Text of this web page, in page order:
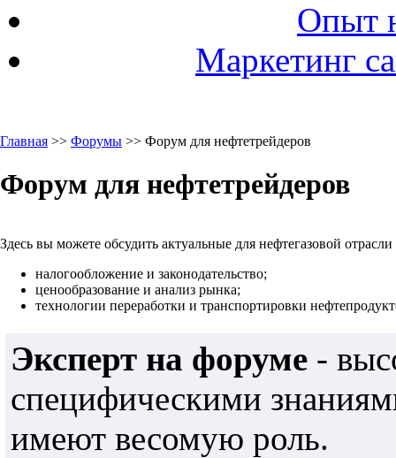
Опыт
Маркетинг
Главная >> Форумы >> Форум для нефтетрейдеров
Форум для нефтетрейдеров
Здесь вы можете обсудить актуальные для нефтегазовой
налогообложение и законодательство;
ценообразование и анализ рынка;
технологии переработки и транспортировки
Эксперт на форуме -
специфическими
имеют весомую роль.